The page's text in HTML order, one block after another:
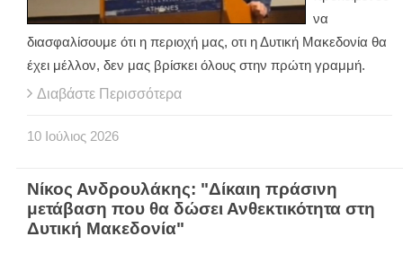
να
διασφαλίσουμε ότι η περιοχή μας, οτι η Δυτική Μακεδονία θα
έχει μέλλον, δεν μας βρίσκει όλους στην πρώτη γραμμή.
Διαβάστε Περισσότερα
10 Ιούλιος 2026
Νίκος Ανδρουλάκης: "Δίκαιη πράσινη
μετάβαση που θα δώσει Ανθεκτικότητα στη
Δυτική Μακεδονία"